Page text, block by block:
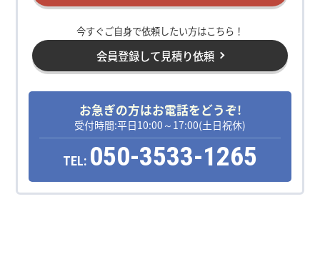
今すぐご自身で依頼したい方はこちら！
会員登録して見積り依頼
お急ぎの方はお電話をどうぞ!
受付時間:平日10:00～17:00(土日祝休)
TEL: 050-3533-1265